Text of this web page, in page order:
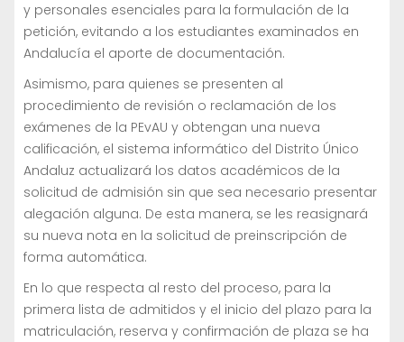
y personales esenciales para la formulación de la
petición, evitando a los estudiantes examinados en
Andalucía el aporte de documentación.
Asimismo, para quienes se presenten al
procedimiento de revisión o reclamación de los
exámenes de la PEvAU y obtengan una nueva
calificación, el sistema informático del Distrito Único
Andaluz actualizará los datos académicos de la
solicitud de admisión sin que sea necesario presentar
alegación alguna. De esta manera, se les reasignará
su nueva nota en la solicitud de preinscripción de
forma automática.
En lo que respecta al resto del proceso, para la
primera lista de admitidos y el inicio del plazo para la
matriculación, reserva y confirmación de plaza se ha